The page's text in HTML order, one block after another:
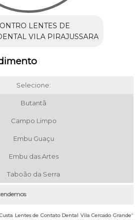
LENTES DE
VILA PIRAJUSSARA
Selecione:
Butantã
Campo Limpo
Embu Guaçu
Embu das Artes
Taboão da Serra
Lentes de Contato Dental Vila Cercado Grande"